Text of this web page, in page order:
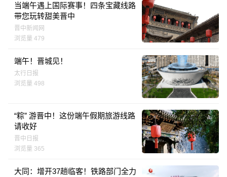
当端午遇上国际赛事！四条宝藏线路
带您玩转甜美晋中
晋中新闻网
浏览量 479
端午！晋城见！
太行日报
浏览量 498
“粽” 游晋中！这份端午假期旅游线路
请收好
晋中日报
浏览量 365
大同：增开37趟临客！铁路部门全力